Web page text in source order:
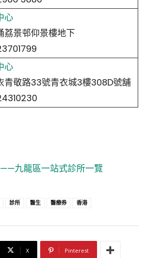
心
荔景邨仰景樓地下
心
青敬路33號青衣城3樓308D號舖
九龍區一站式診所一覽
診所 醫生 醫療券 香港
X Pinterest